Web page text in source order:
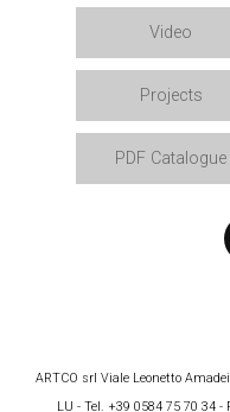
Video
Projects
PDF Catalogue
ARTCO srl Viale Leonetto
LU - Tel. +39 0584 75 70 34 -